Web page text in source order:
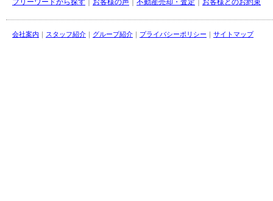
会社案内 ｜ スタッフ紹介 ｜ グループ紹介 ｜ プライバシーポリシー ｜ サイトマップ